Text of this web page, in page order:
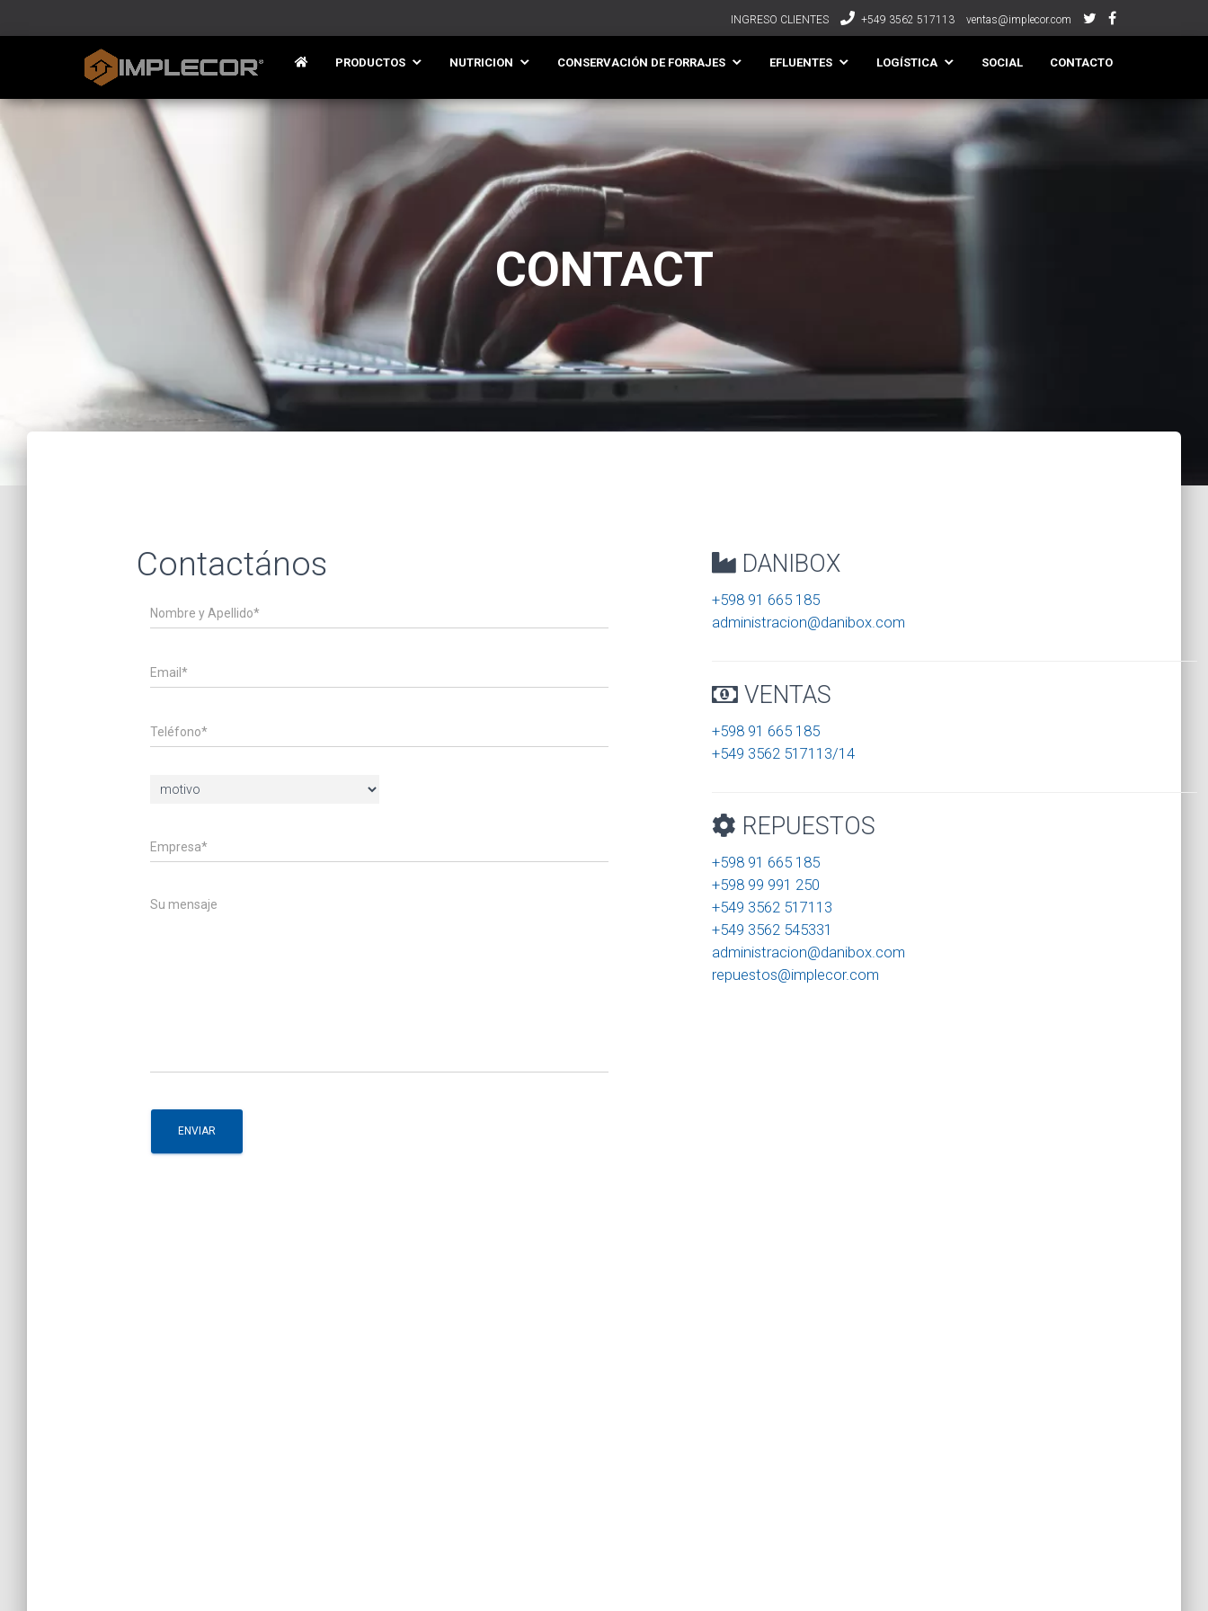
INGRESO CLIENTES +549 3562 517113 ventas@implecor.com
PRODUCTOS NUTRICION CONSERVACIÓN DE FORRAJES EFLUENTES LOGÍSTICA SOCIAL CONTACTO
CONTACT
Contactános DANIBOX
+598 91 665 185
administracion@danibox.com
VENTAS
+598 91 665 185
+549 3562 517113/14
REPUESTOS
+598 91 665 185
+598 99 991 250
+549 3562 517113
+549 3562 545331
administracion@danibox.com
repuestos@implecor.com